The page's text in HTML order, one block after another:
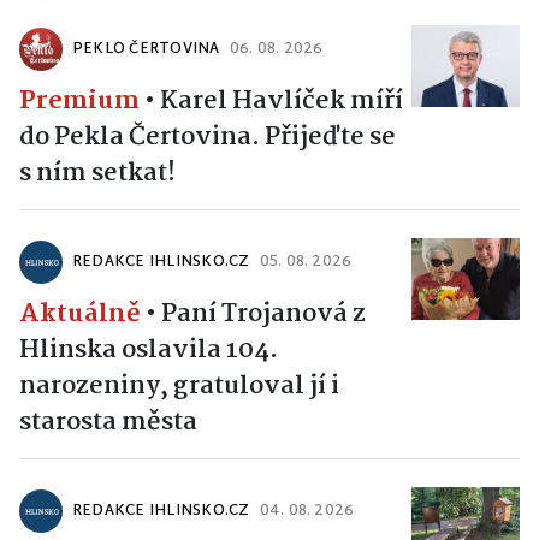
PEKLO ČERTOVINA 06. 08. 2026
Premium • Karel Havlíček míří
do Pekla Čertovina. Přijeďte se
s ním setkat!
REDAKCE IHLINSKO.CZ 05. 08. 2026
Aktuálně • Paní Trojanová z
Hlinska oslavila 104.
narozeniny, gratuloval jí i
starosta města
REDAKCE IHLINSKO.CZ 04. 08. 2026